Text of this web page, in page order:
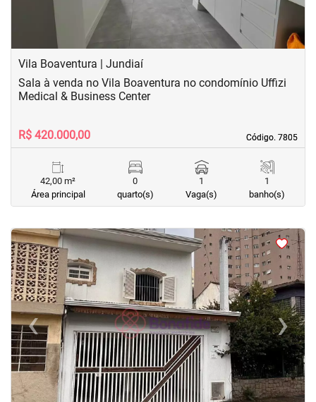
Vila Boaventura | Jundiaí
Código. 7805
Código. 7805
Sala à venda no Vila Boaventura no condomínio Uffizi
Medical & Business Center
R$ 420.000,00
42,00 m²
Área principal
0
quarto(s)
1
Vaga(s)
1
banho(s)
<<<<
‹Previous ›Next